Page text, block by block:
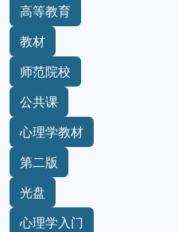
高等教育
教材
师范院校
公共课
心理学教材
第二版
光盘
心理学入门